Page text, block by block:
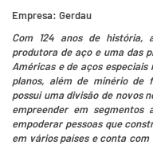
Empresa: Gerdau
Com 124 anos de história,
produtora de aço e uma das
Américas e de aços
planos, além de minério de
possui uma divisão de novos
empreender em
empoderar pessoas que
em vários países e conta